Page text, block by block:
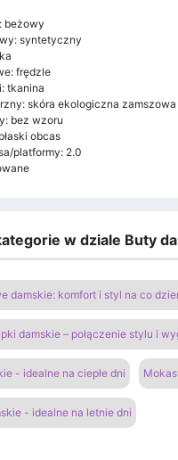
beżowy
syntetyczny
frędzle
tkanina
skóra ekologiczna zamszowa
bez wzoru
obcas
platformy: 2.0
w dziale Buty
damskie: komfort i styl na co
damskie – połączenie stylu i
- idealne na ciepłe dni
- idealne na letnie dni